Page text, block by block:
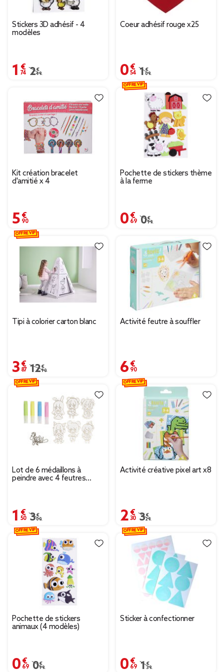
Stickers 3D adhésif - 4
modèles
1,74 €
Prix remisé de 2,49 € à 1,74 €
2,49 €
Coeur adhésif rouge x25
0,54 €
Prix remisé de 1,09 €
1,09 €
Kit création bracelet
d'amitié x 4
5,90 €
Pochette de stickers thème
à la ferme
0,69 €
Prix remisé de 0,99 €
0,99 €
OFFRE VIP
Tipi à colorier carton blanc
3,87 €
Prix remisé de 12,90 € à 3,87 €
12,90 €
OFFRE VIP
Activité feutre à souffler
6,90 €
Lot de 6 médaillons à
peindre avec 4 feutres
1,50 €
Prix remisé de 3,00 € à 1,50 €
3,00 €
OFFRE VIP
Activité créative pixel art x8
2,30 €
Prix remisé de 3,29 €
3,29 €
OFFRE VIP
Pochette de stickers
animaux (4 modèles)
0,69 €
Prix remisé de 0,99 € à 0,69 €
0,99 €
OFFRE VIP
Sticker à confectionner
0,69 €
Prix remisé de 1,39 €
1,39 €
OFFRE VIP